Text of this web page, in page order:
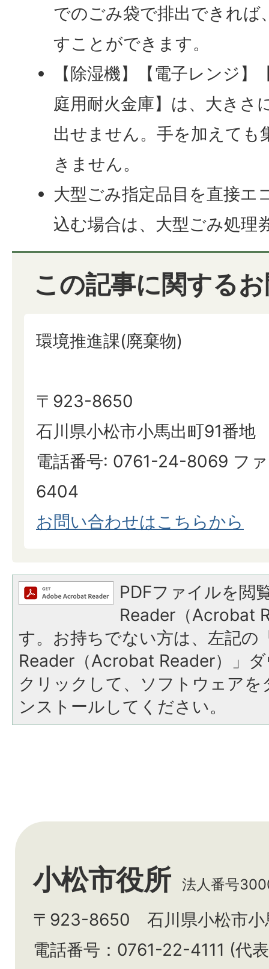
でのごみ袋で排出できれば
すことができます。
【除湿機】【電子レンジ】
庭用耐火金庫】は、大きさ
出せません。手を加えても
きません。
大型ごみ指定品目を直接エ
込む場合は、大型ごみ処理
この記事に関する
環境推進課(廃棄物)
〒923-8650
石川県小松市小馬出町91番地
電話番号: 0761-24-8069 フ
6404
お問い合わせはこちらから
PDFファイルを閲
Reader（Acrobat
す。お持ちでない方は、左記の
Reader（Acrobat Reader）」
クリックして、ソフトウェア
ンストールしてください。
小松市役所 法人番号
〒923-8650 石川県小松市小
電話番号：0761-22-4111 (代